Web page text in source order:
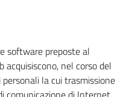
software preposte al
nel corso del
la cui trasmissione